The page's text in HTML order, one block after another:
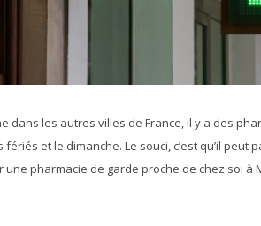
dans les autres villes de France, il y a des
et le dimanche. Le souci, c’est qu’il peut
pharmacie de garde proche de chez soi à